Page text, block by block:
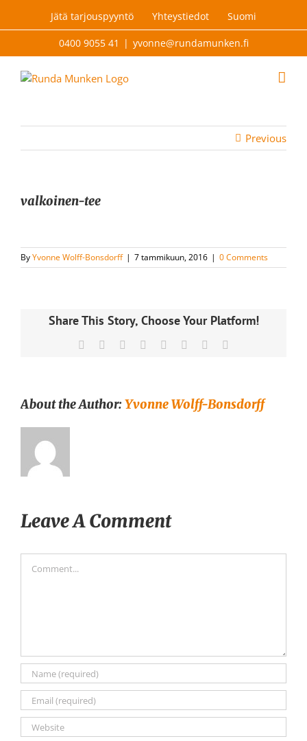
Jätä tarjouspyyntö Yhteystiedot Suomi
0400 9055 41 | yvonne@rundamunken.fi
Previous
valkoinen-tee
ByYvonne Wolff-Bonsdorff | 7 tammikuun, 2016 | 0 Comments
Share This Story, Choose Your Platform!
Facebook Reddit LinkedIn
TumblrPinterest
About the Author:Yvonne Wolff-Bonsdorff
Leave A Comment